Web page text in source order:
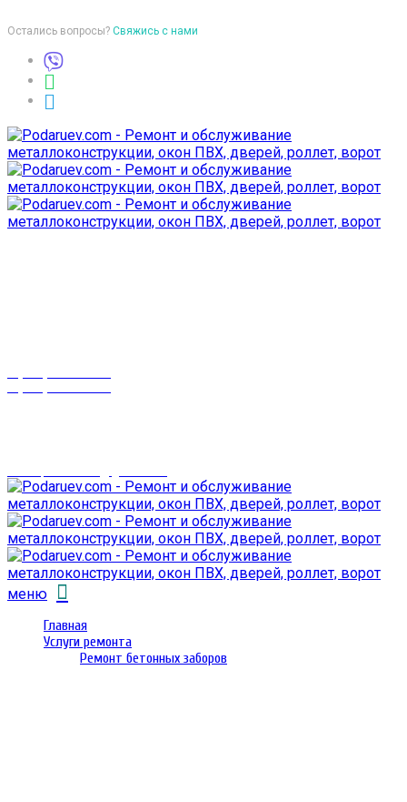
Остались вопросы? Свяжись с нами
меню
Главная
Услуги ремонта
Ремонт бетонных заборов